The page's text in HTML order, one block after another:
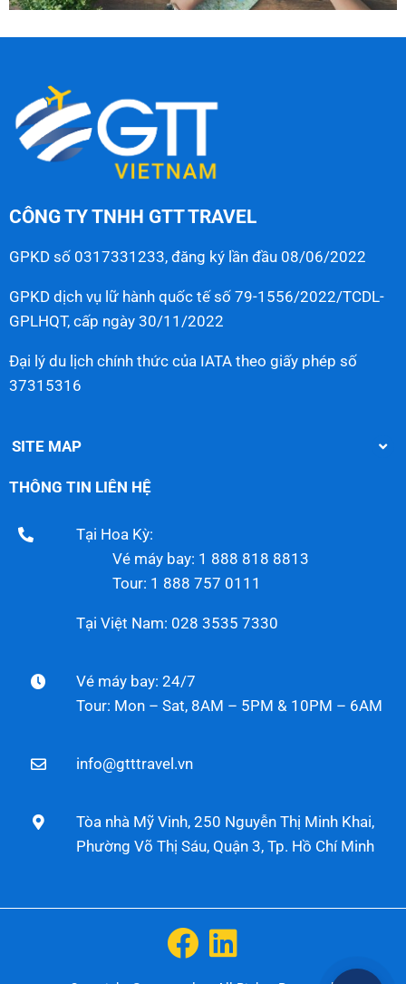
CÔNG TY TNHH GTT TRAVEL
GPKD số 0317331233, đăng ký lần đầu 08/06/2022
GPKD dịch vụ lữ hành quốc tế số 79-1556/2022/TCDL-
GPLHQT, cấp ngày 30/11/2022
Đại lý du lịch chính thức của IATA theo giấy phép số
37315316
SITE MAP
THÔNG TIN LIÊN HỆ
Tại Hoa Kỳ:
Vé máy bay: 1 888 818 8813
Tour: 1 888 757 0111
Tại Việt Nam: 028 3535 7330
Vé máy bay: 24/7
Tour: Mon – Sat, 8AM – 5PM & 10PM – 6AM
info@gtttravel.vn
Tòa nhà Mỹ Vinh, 250 Nguyễn Thị Minh Khai,
Phường Võ Thị Sáu, Quận 3, Tp. Hồ Chí Minh